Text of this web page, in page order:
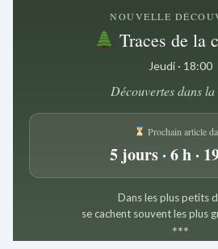
NOUVELLE
Traces de la
Jeudi · 18:00
Découvertes dans
Prochain article
5 jours · 6 h ·
Dans les plus petits
se cachent souvent les plus
***